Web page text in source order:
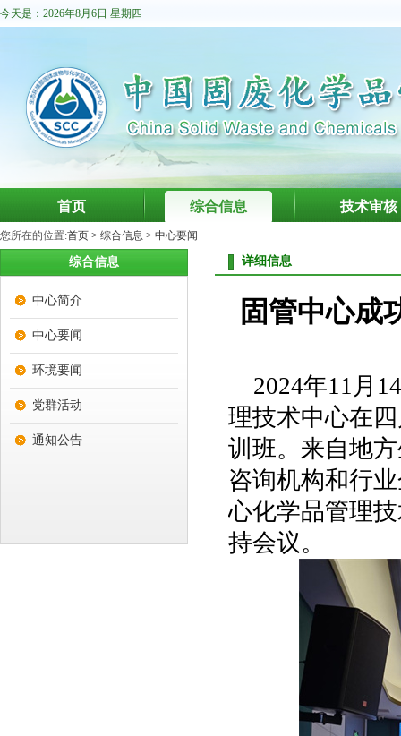
今天是：2026年8月6日 星期四
首页 综合信息 技术审核
您所在的位置:首页 > 综合信息 > 中心要闻
综合信息
中心简介
中心要闻
环境要闻
党群活动
通知公告
详细信息
固管中心成
2024年11月
理技术中心在
训班。来自地
咨询机构和行
心化学品管理
持会议。